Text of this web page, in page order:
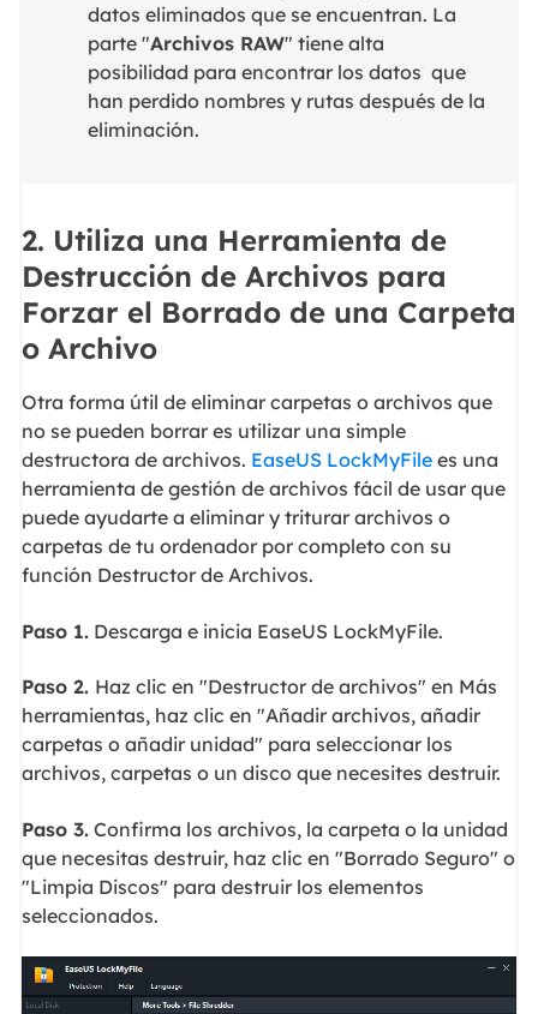
datos eliminados que se encuentran. La
parte "Archivos RAW" tiene alta
posibilidad para encontrar los datos que
han perdido nombres y rutas después de la
eliminación.
2. Utiliza una Herramienta de
Destrucción de Archivos para
Forzar el Borrado de una Carpeta
o Archivo
Otra forma útil de eliminar carpetas o archivos que
no se pueden borrar es utilizar una simple
destructora de archivos. EaseUS LockMyFilees una
herramienta de gestión de archivos fácil de usar que
puede ayudarte a eliminar y triturar archivos o
carpetas de tu ordenador por completo con su
función Destructor de Archivos.
Paso 1.Descarga e inicia EaseUS LockMyFile.
Paso 2. Haz clic en "Destructor de archivos" en Más
herramientas, haz clic en "Añadir archivos, añadir
carpetas o añadir unidad" para seleccionar los
archivos, carpetas o un disco que necesites destruir.
Paso 3.Confirma los archivos, la carpeta o la unidad
que necesitas destruir, haz clic en "Borrado Seguro" o
"Limpia Discos" para destruir los elementos
seleccionados.